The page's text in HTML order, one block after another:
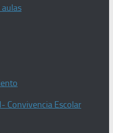
Convivencia Escolar